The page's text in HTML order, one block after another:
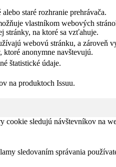
staré rozhranie prehrávača.
vlastníkom webových
stránky, na ktoré sa vzťahuje.
webovú stránku, a zároveň
anonymne navštevujú.
štatistické údaje.
na produktoch Issuu.
cookie sledujú návštevníkov na
sledovaním správania